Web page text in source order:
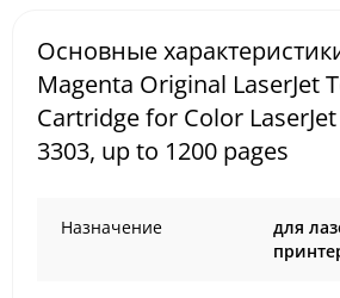
Основные
Magenta Original LaserJet
Cartridge for Color
3303, up to 1200 pages
Назначение
для